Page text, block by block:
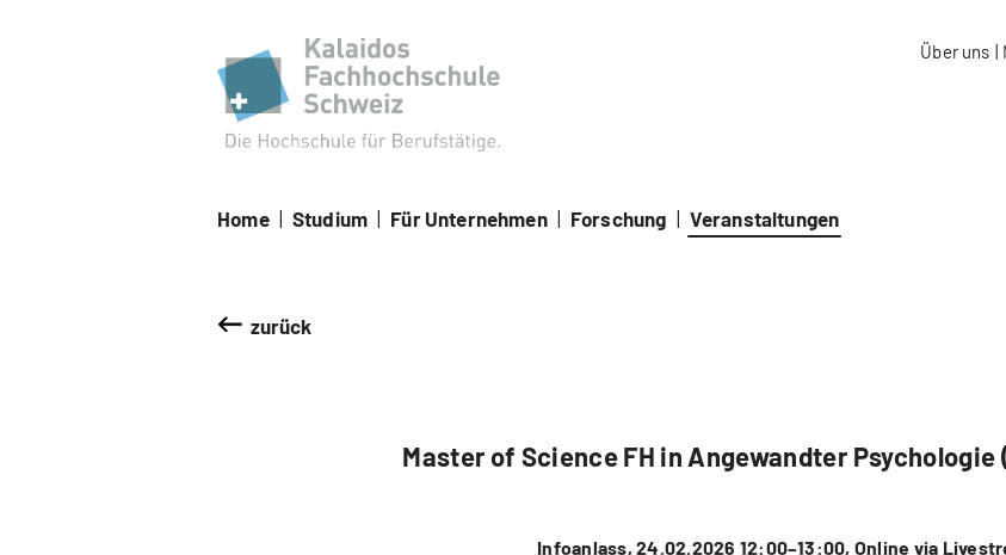
Über uns |
Home | Studium | Für Unternehmen | Forschung | Veranstaltungen
zurück
Master of Science FH in Angewandter
Infoanlass, 24.02.2026 12:00–13:00, Online via